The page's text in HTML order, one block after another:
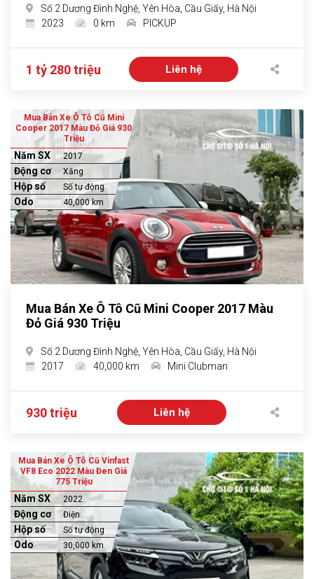
Số 2 Dương Đình Nghệ, Yên Hòa, Cầu Giấy, Hà Nội
2023
0 km PICKUP
1 tỷ 280 triệu Liên hệ
Mua Bán Xe Ô Tô Cũ Mini
Cooper 2017 Màu Đỏ Giá 930
Triệu
Năm SX 2017
Động cơ Xăng
Hộp số Số tự động
Odo 40,000 km
Mua Bán Xe Ô Tô Cũ Mini Cooper 2017 Màu
Đỏ Giá 930 Triệu
Số 2 Dương Đình Nghệ, Yên Hòa, Cầu Giấy, Hà Nội
2017
40,000 km Mini Clubman
930 triệu Liên hệ
Mua Bán Xe Ô Tô Cũ Vinfast
VF8 Eco 2022 Màu Đen Giá
775 Triệu
Năm SX 2022
Động cơ Điện
Hộp số Số tự động
Odo 30,000 km